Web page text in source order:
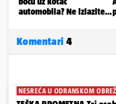
Komentari 4
NESREĆA U ODRANSKOM